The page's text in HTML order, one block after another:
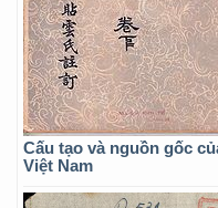
Cấu tạo và nguồn gốc
Việt Nam